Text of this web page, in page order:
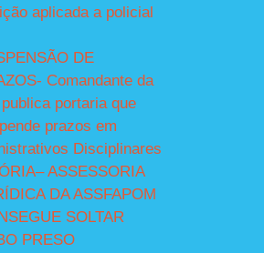
aplicada a policial
DE
Comandante da
publica portaria que
prazos em
Disciplinares
ASSESSORIA
DA ASSFAPOM
SOLTAR
PRESO